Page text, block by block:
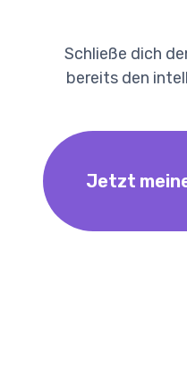
Schließe dich
bereits den
Jetzt